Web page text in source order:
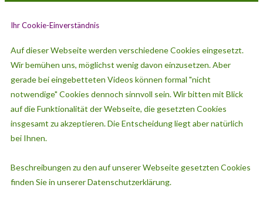
Ihr Cookie-Einverständnis
Auf dieser Webseite werden verschiedene Cookies eingesetzt.
Wir bemühen uns, möglichst wenig davon einzusetzen. Aber
gerade bei eingebetteten Videos können formal "nicht
notwendige" Cookies dennoch sinnvoll sein. Wir bitten mit Blick
auf die Funktionalität der Webseite, die gesetzten Cookies
insgesamt zu akzeptieren. Die Entscheidung liegt aber natürlich
bei Ihnen.
Beschreibungen zu den auf unserer Webseite gesetzten Cookies
finden Sie in unserer Datenschutzerklärung.